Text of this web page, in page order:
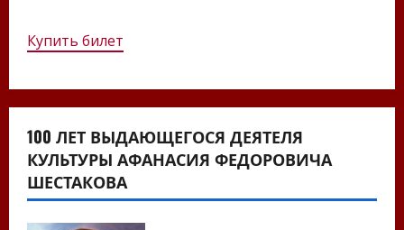
Купить билет
100 ЛЕТ ВЫДАЮЩЕГОСЯ ДЕЯТЕЛЯ
КУЛЬТУРЫ АФАНАСИЯ ФЕДОРОВИЧА
ШЕСТАКОВА